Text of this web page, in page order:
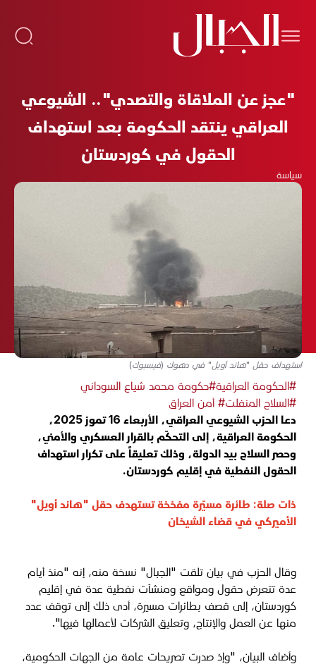
"عجز عن الملاقاة والتصدي".. الشيوعي
العراقي ينتقد الحكومة بعد استهداف
الحقول في كوردستان
سياسة
استهداف حقل "هاند أويل" في دهوك (فيسبوك)
#الحكومة العراقية#حكومة محمد شياع السوداني
#السلاح المنفلت# أمن العراق
دعا الحزب الشيوعي العراقي، الأربعاء 16 تموز 2025،
الحكومة العراقية، إلى التحكّم بالقرار العسكري والأمني،
وحصر السلاح بيد الدولة، وذلك تعليقاً على تكرار استهداف
الحقول النفطية في إقليم كوردستان.
ذات صلة: طائرة مسيّرة مفخخة تستهدف حقل "هاند أويل"
الأميركي في قضاء الشيخان
وقال الحزب في بيان تلقت "الجبال" نسخة منه، إنه "منذ أيام
عدة تتعرض حقول ومواقع ومنشآت نفطية عدة في إقليم
كوردستان، إلى قصف بطائرات مسيرة، أدى ذلك إلى توقف عدد
منها عن العمل والإنتاج، وتعليق الشركات لأعمالها فيها".
وأضاف البيان، "وإذ صدرت تصريحات عامة من الجهات الحكومية،